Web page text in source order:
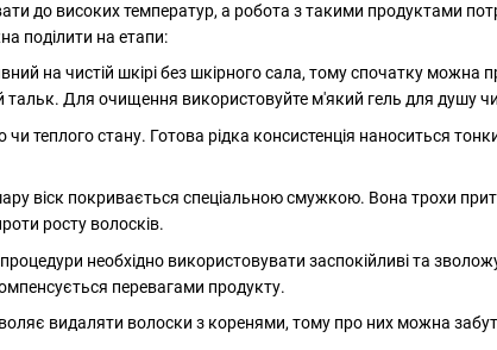
до високих температур, а робота з такими продуктами
поділити на етапи:
на чистій шкірі без шкірного сала, тому спочатку можна
Для очищення використовуйте м'який гель для душу
чи теплого стану. Готова рідка консистенція наноситься
віск покривається спеціальною смужкою. Вона трохи
росту волосків.
процедури необхідно використовувати заспокійливі та
перевагами продукту.
видаляти волоски з коренями, тому про них можна